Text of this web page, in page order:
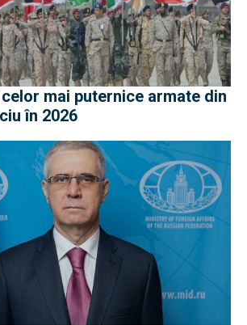
mai puternice armate din
în 2026